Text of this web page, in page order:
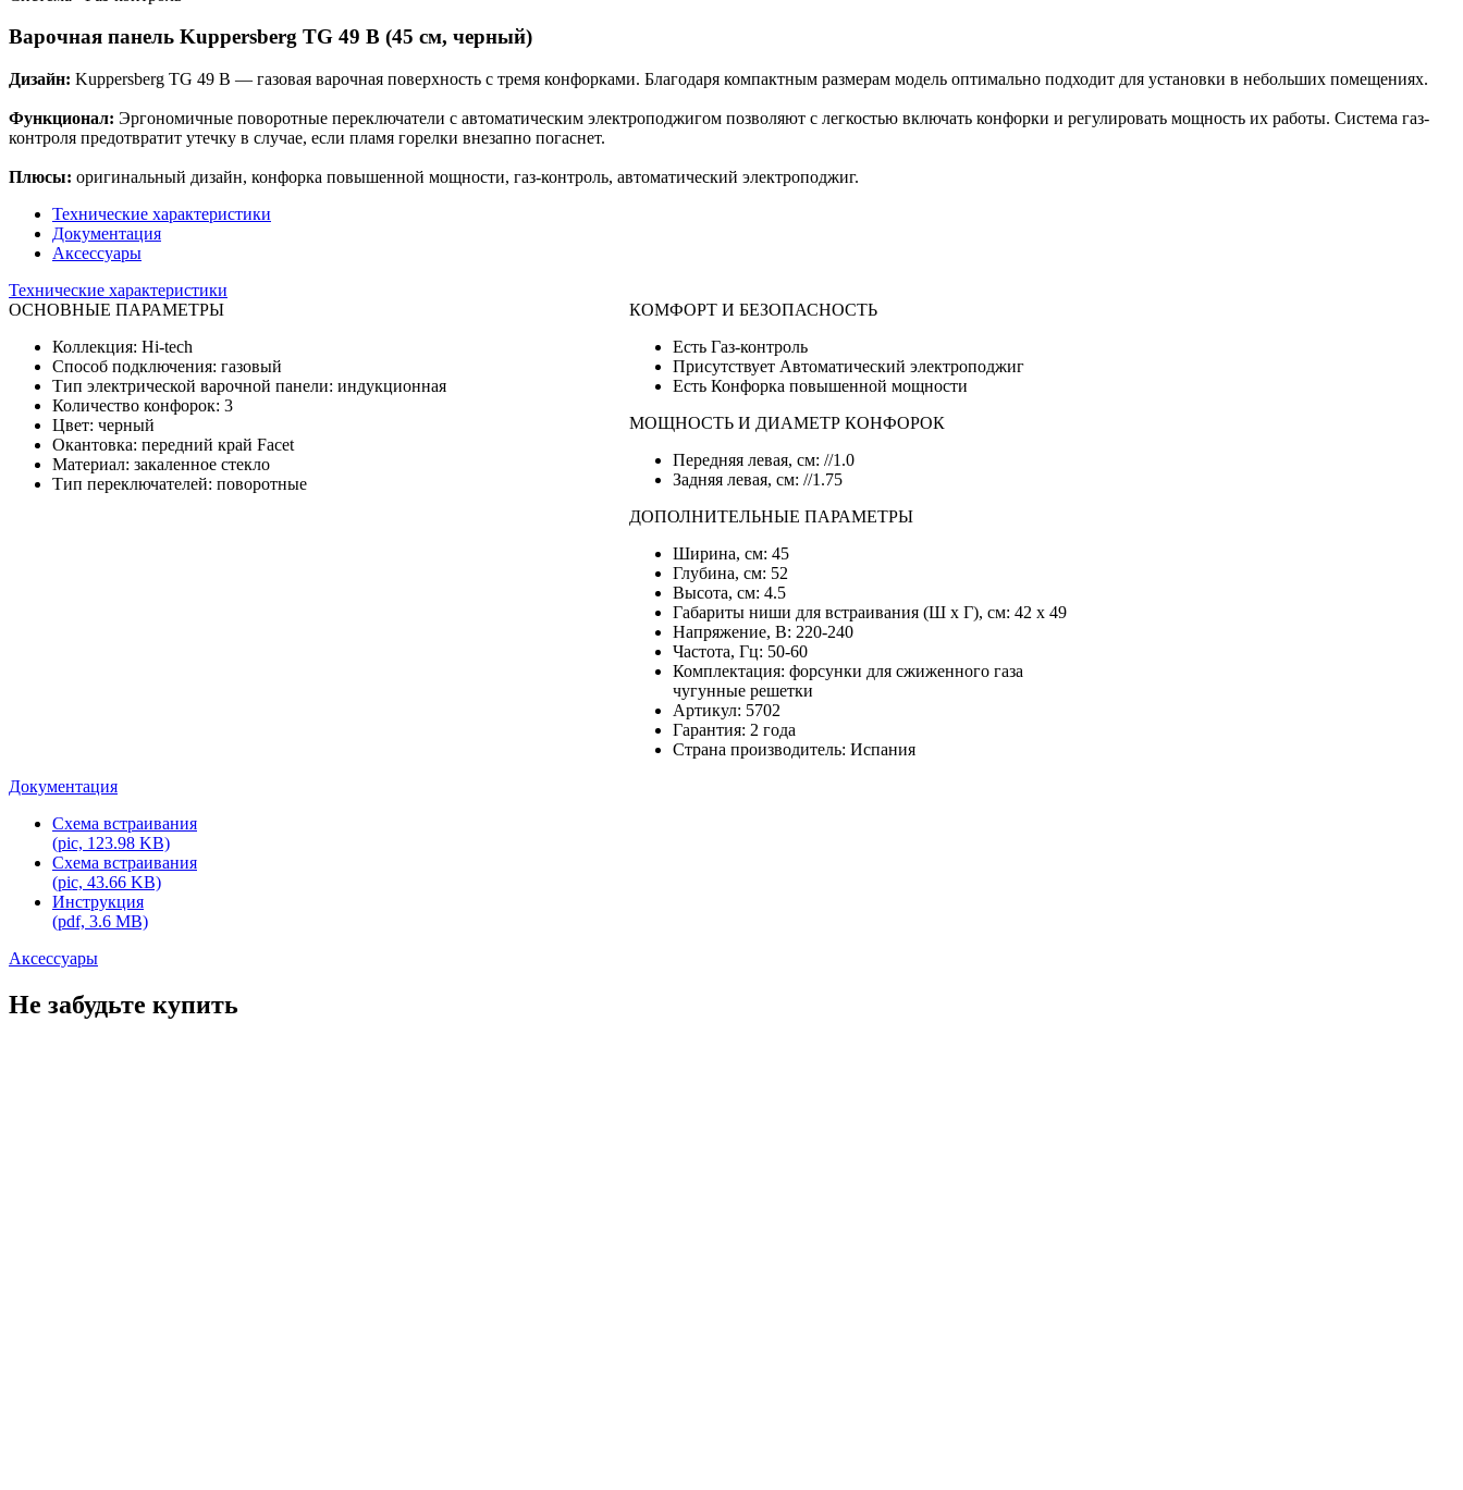
Варочная панель Kuppersberg TG 49 B (45 см, черный)
Дизайн: Kuppersberg TG 49 B — газовая варочная поверхность с тремя конфорками. Благодаря компактным размерам модель оптимально подходит для установки в небольших помещениях.
Функционал: Эргономичные поворотные переключатели с автоматическим электроподжигом позволяют с легкостью включать конфорки и регулировать мощность их работы. Система газ-
контроля предотвратит утечку в случае, если пламя горелки внезапно погаснет.
Плюсы: оригинальный дизайн, конфорка повышенной мощности, газ-контроль, автоматический электроподжиг.
Технические характеристики
Документация
Аксессуары
Технические характеристики
ОСНОВНЫЕ ПАРАМЕТРЫ
Коллекция: Hi-tech
Способ подключения: газовый
Тип электрической варочной панели: индукционная
Количество конфорок: 3
Цвет: черный
Окантовка: передний край Facet
Материал: закаленное стекло
Тип переключателей: поворотные
КОМФОРТ И БЕЗОПАСНОСТЬ
Есть Газ-контроль
Присутствует Автоматический электроподжиг
Есть Конфорка повышенной мощности
МОЩНОСТЬ И ДИАМЕТР КОНФОРОК
Передняя левая, см: //1.0
Задняя левая, см: //1.75
ДОПОЛНИТЕЛЬНЫЕ ПАРАМЕТРЫ
Ширина, см: 45
Глубина, см: 52
Высота, см: 4.5
Габариты ниши для встраивания (Ш х Г), см: 42 х 49
Напряжение, В: 220-240
Частота, Гц: 50-60
Комплектация: форсунки для сжиженного газа
чугунные решетки
Артикул: 5702
Гарантия: 2 года
Страна производитель: Испания
Документация
Схема встраивания
(pic, 123.98 KB)
Схема встраивания
(pic, 43.66 KB)
Инструкция
(pdf, 3.6 MB)
Аксессуары
Не забудьте купить